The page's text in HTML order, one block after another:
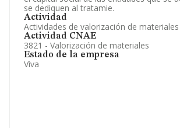
se dediquen al tratamie.
Actividad
Actividades de valorización de
Actividad CNAE
3821 - Valorización de materiales
Estado de la empresa
Viva